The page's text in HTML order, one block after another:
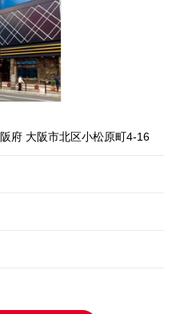
府 大阪市北区小松原町4-16